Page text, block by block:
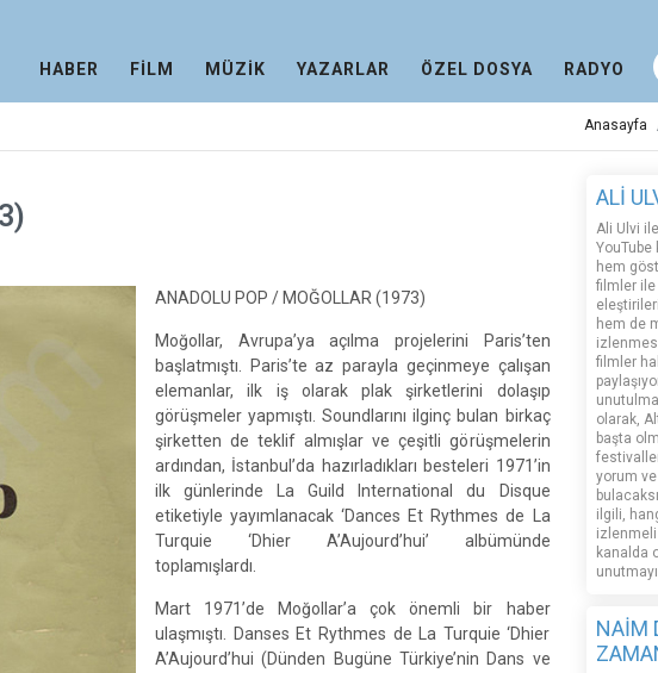
HABER FİLM MÜZİK YAZARLAR ÖZEL DOSYA RADYO
Anasayfa
ANADOLU POP / MOĞOLLAR (1973)
Moğollar, Avrupa’ya açılma projelerini Paris’ten
başlatmıştı. Paris’te az parayla geçinmeye çalışan
elemanlar, ilk iş olarak plak şirketlerini dolaşıp
görüşmeler yapmıştı. Soundlarını ilginç bulan birkaç
şirketten de teklif almışlar ve çeşitli görüşmelerin
ardından, İstanbul’da hazırladıkları besteleri 1971’in
ilk günlerinde La Guild International du Disque
etiketiyle yayımlanacak ‘Dances Et Rythmes de La
Turquie ‘Dhier A’Aujourd’hui’ albümünde
toplamışlardı.
Mart 1971’de Moğollar’a çok önemli bir haber
ulaşmıştı. Danses Et Rythmes de La Turquie ‘Dhier
A’Aujourd’hui (Dünden Bugüne Türkiye’nin Dans ve
ALİ
Ali Ulvi
YouTube
hem
filmler
hem de
filmler
olarak,
başta
yorum
ilgili,
izlenmeli
kanalda
NAİM